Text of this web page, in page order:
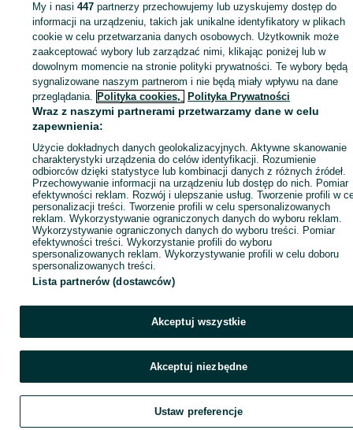
Zaloguj się lub załóż konto na OLX, aby skontaktować się z
sprzedającym
Zaloguj się / Załóż konto
Zadzwoń / SMS
My i nasi447 partnerzy przechowujemy lub uzyskujemy dostęp do
informacji na urządzeniu, takich jak unikalne identyfikatory w plikach
cookie w celu przetwarzania danych osobowych. Użytkownik może
zaakceptować wybory lub zarządzać nimi, klikając poniżej lub w
dowolnym momencie na stronie polityki prywatności. Te wybory będą
sygnalizowane naszym partnerom i nie będą miały wpływu na dane
przeglądania. Polityka cookies, Polityka Prywatności
Wraz z naszymi partnerami przetwarzamy dane w celu
zapewnienia:
Użycie dokładnych danych geolokalizacyjnych. Aktywne skanowanie
charakterystyki urządzenia do celów identyfikacji. Rozumienie
odbiorców dzięki statystyce lub kombinacji danych z różnych źródeł.
Przechowywanie informacji na urządzeniu lub dostęp do nich. Pomiar
efektywności reklam. Rozwój i ulepszanie usług. Tworzenie profili w
personalizacji treści. Tworzenie profili w celu spersonalizowanych
reklam. Wykorzystywanie ograniczonych danych do wyboru reklam.
Wykorzystywanie ograniczonych danych do wyboru treści. Pomiar
efektywności treści. Wykorzystanie profili do wyboru
spersonalizowanych reklam. Wykorzystywanie profili w celu doboru
spersonalizowanych treści.
Lista partnerów (dostawców)
Akceptuj wszystkie
Akceptuj niezbędne
Ustaw preferencje